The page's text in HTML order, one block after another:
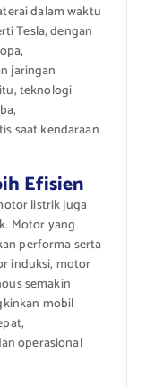
dalam waktu
Tesla, dengan
jaringan
teknologi
saat kendaraan
Efisien
listrik juga
Motor yang
performa serta
induksi, motor
semakin
mobil
operasional